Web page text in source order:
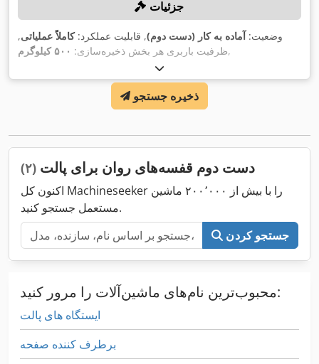
جزئیات
وضعیت:آماده به کار (دست دوم), قابلیت عملکرد:کاملاً عملیاتی,
ظرفیت باربری هر بخش ذخیره‌سازی: ۵۰۰ کیلوگرم ,
ذخیره جستجو
دست دوم قفسه‌های روان برای پالت (۲)
اکنون کل Machineseeker را با بیش از ۲۰۰٬۰۰۰ ماشین
مستعمل جستجو کنید.
جستجو کردن
محبوب‌ترین نام‌های ماشین‌آلات را مرور کنید:
ایستگاه های پالت
برطرف کننده صفحه